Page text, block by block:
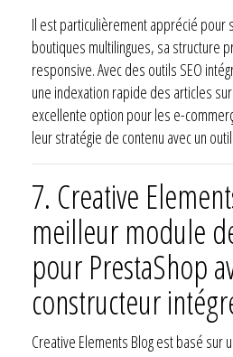
Il est particulièrement apprécié pour
boutiques multilingues, sa structure
responsive. Avec des outils SEO
une indexation rapide des articles sur
excellente option pour les e-
leur stratégie de contenu avec un
7. Creative
meilleur module
pour PrestaShop
constructeur
Creative Elements Blog est basé sur